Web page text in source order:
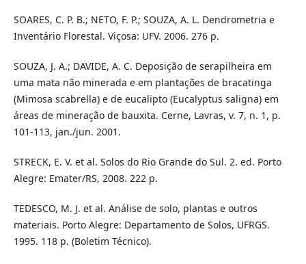
SOARES, C. P. B.; NETO, F. P.; SOUZA, A. L. Dendrometria e
Inventário Florestal. Viçosa: UFV. 2006. 276 p.
SOUZA, J. A.; DAVIDE, A. C. Deposição de serapilheira em
uma mata não minerada e em plantações de bracatinga
(Mimosa scabrella) e de eucalipto (Eucalyptus saligna) em
áreas de mineração de bauxita. Cerne, Lavras, v. 7, n. 1, p.
101-113, jan./jun. 2001.
STRECK, E. V. et al. Solos do Rio Grande do Sul. 2. ed. Porto
Alegre: Emater/RS, 2008. 222 p.
TEDESCO, M. J. et al. Análise de solo, plantas e outros
materiais. Porto Alegre: Departamento de Solos, UFRGS.
1995. 118 p. (Boletim Técnico).